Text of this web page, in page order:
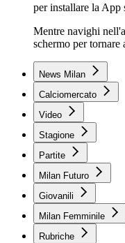
per installare la App
Mentre navighi
schermo per tornare
News Milan
Calciomercato
Video
Stagione
Partite
Milan Futuro
Giovanili
Milan Femminile
Rubriche